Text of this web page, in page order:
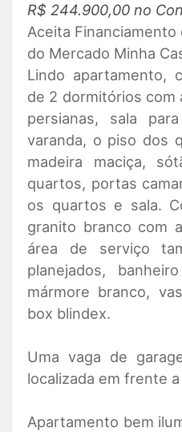
R$ 244.900,00 no
Aceita Financiamento
do Mercado Minha
Lindo apartamento,
de 2 dormitórios com
persianas, sala
varanda, o piso dos
madeira maciça,
quartos, portas
os quartos e sala.
granito branco com
área de serviço
planejados,
mármore branco,
box blindex.
Uma vaga de
localizada em frente
Apartamento bem